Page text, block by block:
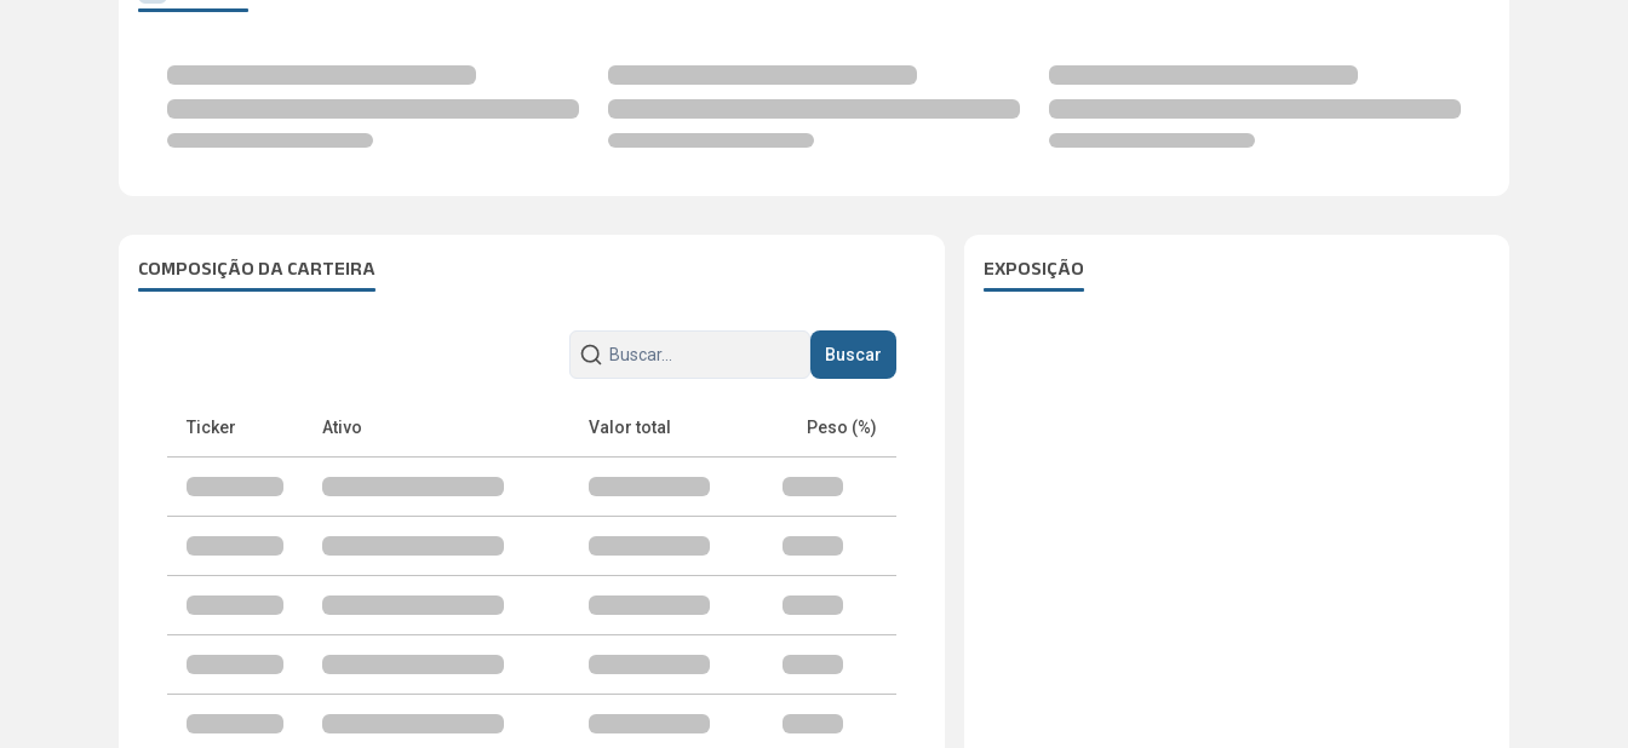
COMPOSIÇÃO DA CARTEIRA
Buscar
Portfólio do ETF
Ticker Ativo Valor total Peso (%)
EXPOSIÇÃO